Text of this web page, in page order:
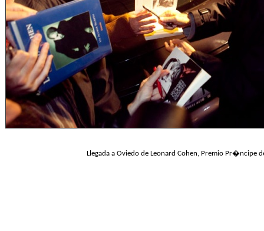
Llegada a Oviedo de Leonard Cohen, Premio Pr�ncipe